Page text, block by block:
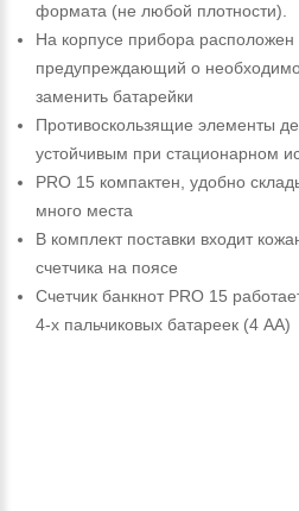
формата (не любой плотности).
На корпусе прибора расположен
предупреждающий о
заменить батарейки
Противоскользящие элементы
устойчивым при стационарном
PRO 15 компактен, удобно
много места
В комплект поставки входит
счетчика на поясе
Счетчик банкнот PRO 15
4-х пальчиковых батареек (4 АА)